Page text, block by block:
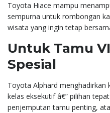
Toyota Hiace mampu
sempurna untuk rombongan
wisata yang ingin tetap
Untuk Tamu
Spesial
Toyota Alphard menghadirkan
kelas eksekutif â€” pilihan
penjemputan tamu penting,